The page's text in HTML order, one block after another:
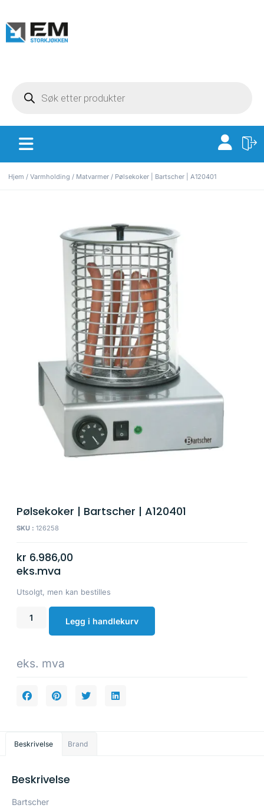
Hjem / Varmholding / Matvarmer / Pølsekoker | Bartscher | A120401
Pølsekoker | Bartscher | A120401
SKU : 126258
kr 6.986,00
eks.mva
Utsolgt, men kan bestilles
Legg i handlekurv
eks. mva
Beskrivelse Brand
Beskrivelse
Bartscher